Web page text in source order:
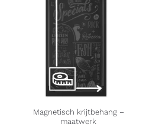
Magnetisch krijtbehang –
maatwerk